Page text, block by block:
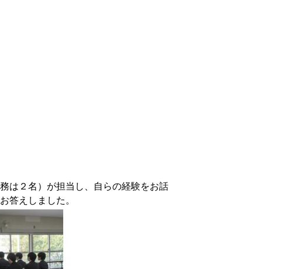
は２名）が担当し、自らの経験をお話
答えしました。